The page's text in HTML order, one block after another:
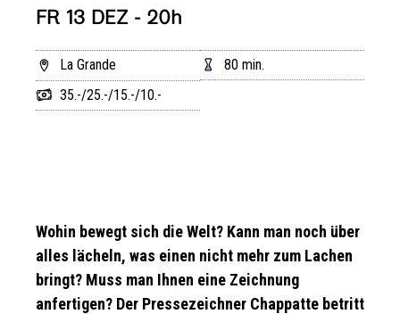
Wohin bewegt sich die Welt? Kann man noch über
alles lächeln, was einen nicht mehr zum Lachen
bringt? Muss man Ihnen eine Zeichnung
anfertigen? Der Pressezeichner Chappatte betritt
FR 13 DEZ - 20h
La Grande
80 min.
35.-/25.-/15.-/10.-